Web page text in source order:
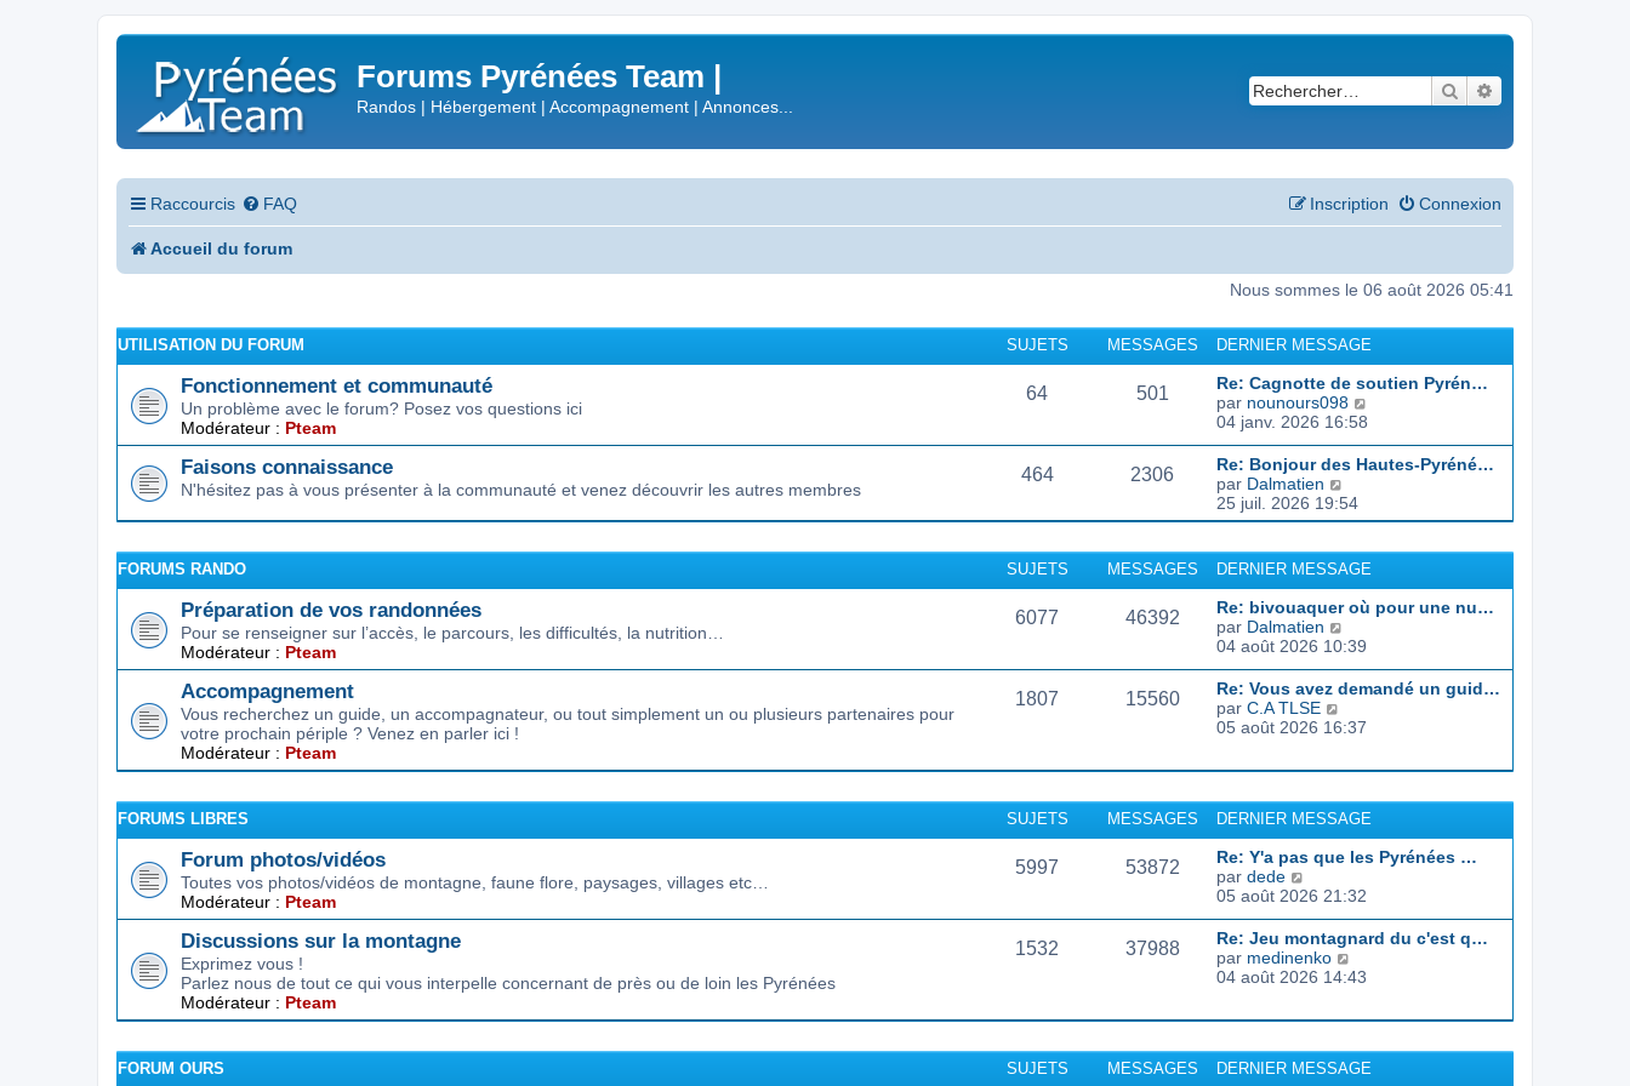
Forums Pyrénées Team |
Randos | Hébergement | Accompagnement | Annonces...
Rechercher
Raccourcis FAQ Connexion
Inscription
Accueil du forum
Nous sommes le 06 août 2026 05:41
UTILISATION DU FORUM SUJETS MESSAGES DERNIER MESSAGE
Fonctionnement et communauté
Un problème avec le forum? Posez vos questions ici
Modérateur : Pteam
64 501
Re: Cagnotte de soutien Pyrén…
par nounours098
s
t
r
l
e
d
n
i
e
s
a
e
04 janv. 2026 16:58
Faisons connaissance
N'hésitez pas à vous présenter à la communauté et venez découvrir les autres membres
464 2306
Re: Bonjour des Hautes-Pyréné…
par Dalmatien
o
n
u
l
e
r
l
e
d
r
i
r
e
s
e
25 juil. 2026 19:54
FORUMS RANDO SUJETS MESSAGES DERNIER MESSAGE
Préparation de vos randonnées
Pour se renseigner sur l’accès, le parcours, les difficultés, la nutrition…
Modérateur : Pteam
6077 46392
Re: bivouaquer où pour une nu…
par Dalmatien
o
s
l
l
e
d
e
n
i
e
r
m
a
g
04 août 2026 10:39
Accompagnement
Vous recherchez un guide, un accompagnateur, ou tout simplement un ou plusieurs partenaires pour
votre prochain périple ? Venez en parler ici !
Modérateur : Pteam
1807 15560
Re: Vous avez demandé un guid…
par C.A TLSE
o
l
t
e
r
e
d
e
r
n
e
m
e
05 août 2026 16:37
FORUMS LIBRES SUJETS MESSAGES DERNIER MESSAGE
Forum photos/vidéos
Toutes vos photos/vidéos de montagne, faune flore, paysages, villages etc…
Modérateur : Pteam
5997 53872
Re: Y'a pas que les Pyrénées …
par dede
o
s
u
l
l
e
05 août 2026 21:32
Discussions sur la montagne
Exprimez vous !
Parlez nous de tout ce qui vous interpelle concernant de près ou de loin les Pyrénées
Modérateur : Pteam
1532 37988
Re: Jeu montagnard du c'est q…
par medinenko
o
l
t
04 août 2026 14:43
FORUM OURS SUJETS MESSAGES DERNIER MESSAGE